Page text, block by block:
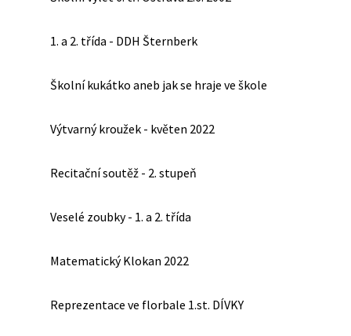
1. a 2. třída - DDH Šternberk
Školní kukátko aneb jak se hraje ve škole
Výtvarný kroužek - květen 2022
Recitační soutěž - 2. stupeň
Veselé zoubky - 1. a 2. třída
Matematický Klokan 2022
Reprezentace ve florbale 1.st. DÍVKY